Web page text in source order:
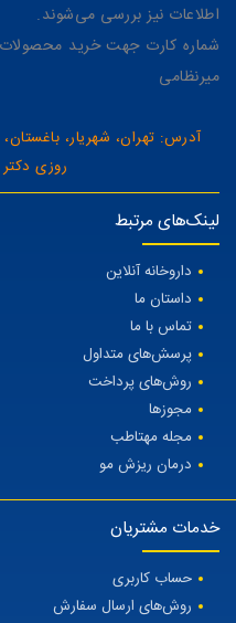
اطلاعات نیز بررسی می‌شوند.
میرنظامی
آدرس: تهران، شهریار،
روزی
لینک‌های مرتبط
داروخانه آنلاین
داستان ما
تماس با ما
پرسش‌های متداول
روش‌های پرداخت
مجوزها
مجله مهتاطب
درمان ریزش مو
خدمات مشتریان
حساب کاربری
روش‌های ارسال سفارش